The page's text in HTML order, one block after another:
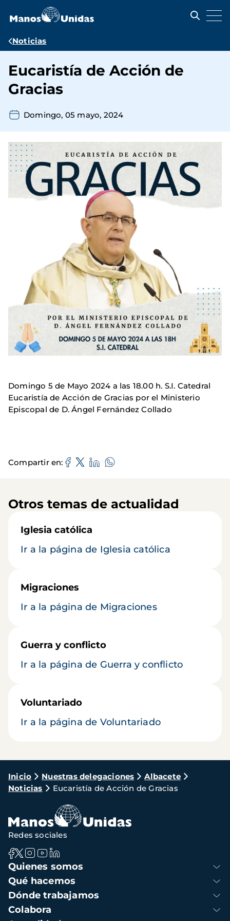
contenido
Ruta
navegación
Noticias
Eucaristía de Acción de
Gracias
Domingo, 05 mayo, 2024
Domingo 5 de Mayo 2024 a las 18.00 h. S.I. Catedral
Eucaristía de Acción de Gracias por el Ministerio
Episcopal de D. Ángel Fernández Collado
Compartir en
Otros temas de actualidad
Iglesia católica
Ir a la página de Iglesia católica
Migraciones
Ir a la página de Migraciones
Guerra y conflicto
Ir a la página de Guerra y conflicto
Voluntariado
Ir a la página de Voluntariado
Ruta
de
navegación
Inicio Nuestras delegaciones
Albacete
Noticias
Eucaristía de Acción de Gracias
Navegación
principal
Quienes somos
Qué hacemos
Dónde trabajamos
Colabora
Redes sociales